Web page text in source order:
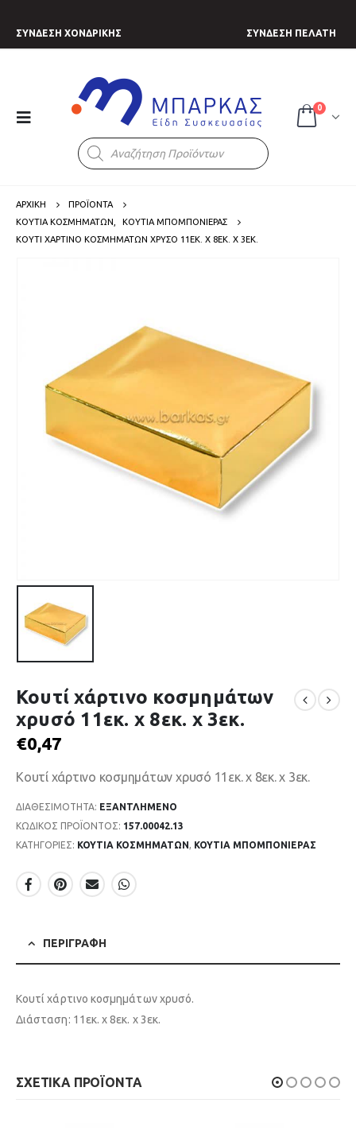
ΣΥΝΔΕΣΗ ΧΟΝΔΡΙΚΗΣ ΣΥΝΔΕΣΗ ΠΕΛΑΤΗ
Products
search
0
ΑΡΧΙΚΗ
ΠΡΟΪΟΝΤΑ
ΚΟΥΤΙΑ ΚΟΣΜΗΜΑΤΩΝ
ΚΟΥΤΙΑ ΜΠΟΜΠΟΝΙΕΡΑΣ
ΚΟΥΤΊ ΧΆΡΤΙΝΟ ΚΟΣΜΗΜΆΤΩΝ ΧΡΥΣΌ 11ΕΚ. X 8ΕΚ. X 3ΕΚ.
Κουτί χάρτινο κοσμημάτων
χρυσό 11εκ. x 8εκ. x 3εκ.
€0,47
Κουτί χάρτινο κοσμημάτων χρυσό 11εκ. x 8εκ. x 3εκ.
ΔΙΑΘΕΣΙΜΌΤΗΤΑ: ΕΞΑΝΤΛΗΜΈΝΟ
ΚΩΔΙΚΌΣ ΠΡΟΪΌΝΤΟΣ: 157.00042.13
ΚΑΤΗΓΟΡΊΕΣ: ΚΟΥΤΙΑ ΚΟΣΜΗΜΑΤΩΝ, ΚΟΥΤΙΑ ΜΠΟΜΠΟΝΙΕΡΑΣ
ΠΕΡΙΓΡΑΦΉ
Κουτί χάρτινο κοσμημάτων χρυσό.
Διάσταση: 11εκ. x 8εκ. x 3εκ.
ΣΧΕΤΙΚΆ ΠΡΟΪΌΝΤΑ